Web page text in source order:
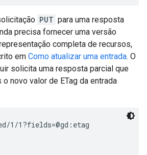
PUT para uma resposta
precisa fornecer uma versão
completa de recursos,
em Como atualizar uma entrada. O
solicita uma resposta parcial que
novo valor de ETag da entrada
1/1?fields=@gd:etag